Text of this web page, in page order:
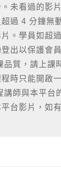
未看過的影
過 4 分鐘無
。學員如超
出以保護會
品質，請上課
時只能開啟
講師與本平台
台影片，如